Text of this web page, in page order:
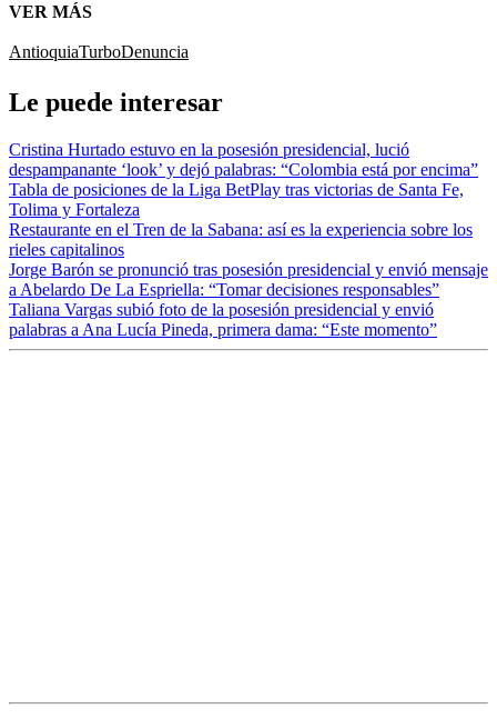
VER MÁS
AntioquiaTurboDenuncia
Le puede interesar
Cristina Hurtado estuvo en la posesión presidencial, lució
despampanante ‘look’ y dejó palabras: “Colombia está por encima”
Tabla de posiciones de la Liga BetPlay tras victorias de Santa Fe,
Tolima y Fortaleza
Restaurante en el Tren de la Sabana: así es la experiencia sobre los
rieles capitalinos
Jorge Barón se pronunció tras posesión presidencial y envió mensaje
a Abelardo De La Espriella: “Tomar decisiones responsables”
Taliana Vargas subió foto de la posesión presidencial y envió
palabras a Ana Lucía Pineda, primera dama: “Este momento”